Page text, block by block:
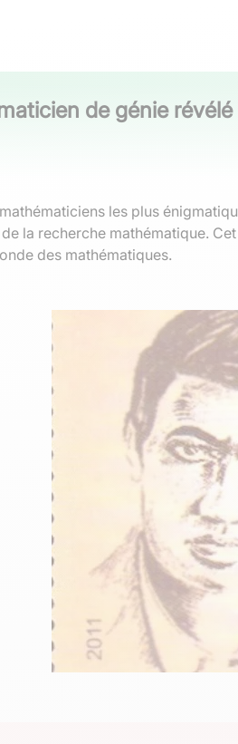
de génie
les plus
la recherche mathématique.
des mathématiques.